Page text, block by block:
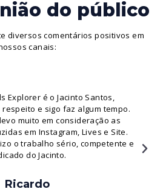
do público
diversos comentários positivos em
canais:
Explorer é o Jacinto Santos,
e sigo faz algum tempo.
muito em consideração as
em Instagram, Lives e Site.
o trabalho sério, competente e
do Jacinto.
Ricardo